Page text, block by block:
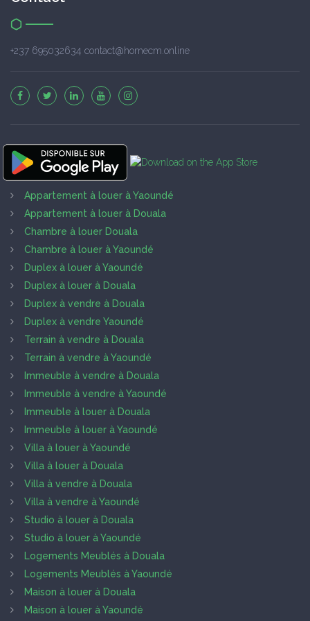
+237 695032634 contact@homecm.online
Appartement à louer à Yaoundé
Appartement à louer à Douala
Chambre à louer Douala
Chambre à louer à Yaoundé
Duplex à louer à Yaoundé
Duplex à louer à Douala
Duplex à vendre à Douala
Duplex à vendre Yaoundé
Terrain à vendre à Douala
Terrain à vendre à Yaoundé
Immeuble à vendre à Douala
Immeuble à vendre à Yaoundé
Immeuble à louer à Douala
Immeuble à louer à Yaoundé
Villa à louer à Yaoundé
Villa à louer à Douala
Villa à vendre à Douala
Villa à vendre à Yaoundé
Studio à louer à Douala
Studio à louer à Yaoundé
Logements Meublés à Douala
Logements Meublés à Yaoundé
Maison à louer à Douala
Maison à louer à Yaoundé